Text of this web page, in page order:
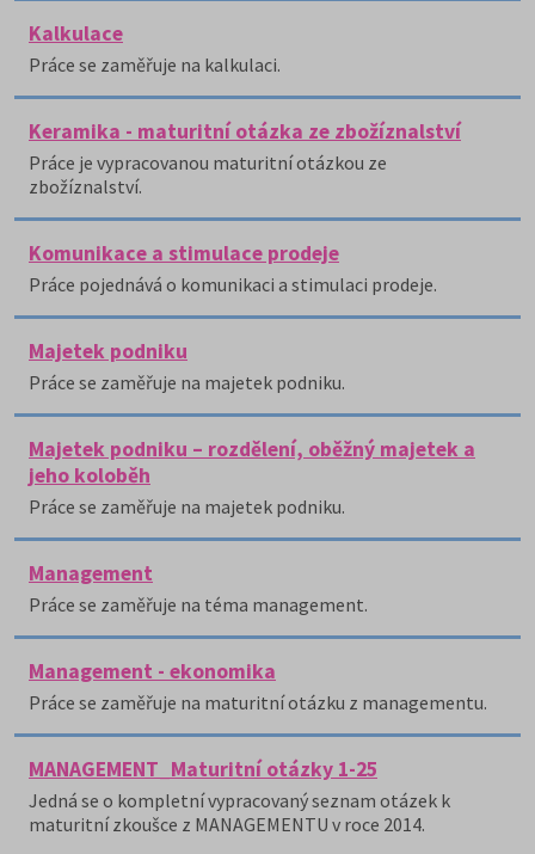
Kalkulace
Práce se zaměřuje na kalkulaci.
Keramika - maturitní otázka ze zbožíznalství
Práce je vypracovanou maturitní otázkou ze
zbožíznalství.
Komunikace a stimulace prodeje
Práce pojednává o komunikaci a stimulaci prodeje.
Majetek podniku
Práce se zaměřuje na majetek podniku.
Majetek podniku – rozdělení, oběžný majetek a
jeho koloběh
Práce se zaměřuje na majetek podniku.
Management
Práce se zaměřuje na téma management.
Management - ekonomika
Práce se zaměřuje na maturitní otázku z managementu.
MANAGEMENT_Maturitní otázky 1-25
Jedná se o kompletní vypracovaný seznam otázek k
maturitní zkoušce z MANAGEMENTU v roce 2014.